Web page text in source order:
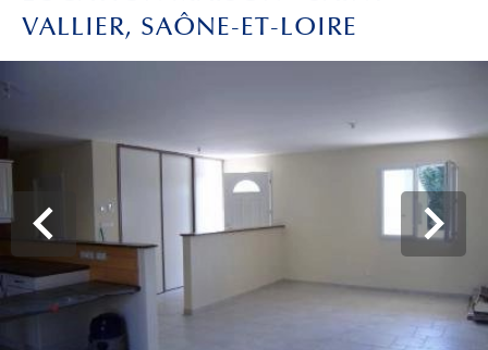
VALLIER, SAÔNE-ET-LOIRE